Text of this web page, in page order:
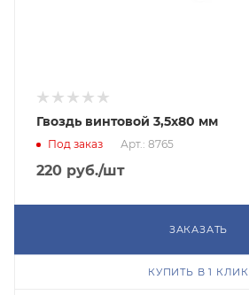
Гвоздь винтовой 3,5х80 мм
Под заказ Арт.: 8765
220 руб./шт
ЗАКАЗАТЬ
КУПИТЬ В 1 КЛИК